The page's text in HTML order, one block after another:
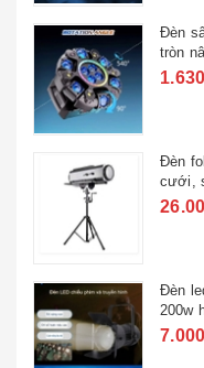
Đèn
tròn
hát
Đèn
cưới,
quốc
Đèn
200w